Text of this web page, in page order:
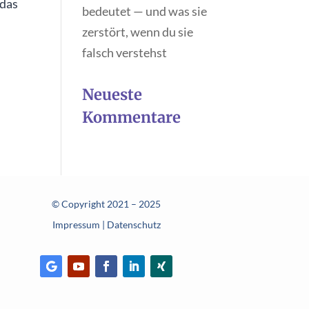
bedeutet — und was sie
zerstört, wenn du sie
falsch verstehst
Neueste
Kommentare
© Copyright 2021 – 2025
Impressum | Datenschutz